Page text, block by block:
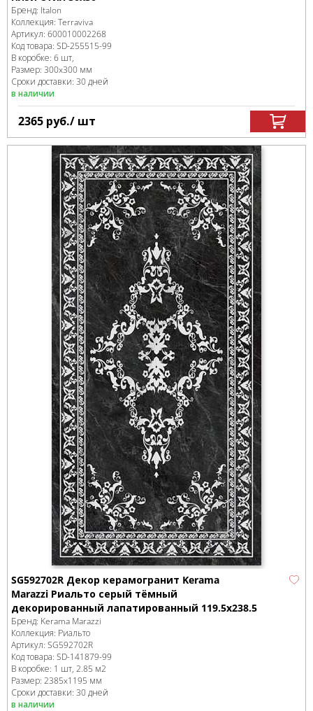
Бренд: Italon
Коллекция: Terraviva
Артикул: 600010002268
Код товара: SD-255515-99
В коробке: 6 шт,
Размер: 300x300 мм
Сроки доставки: 30 дней
в наличии
2365 руб./ шт
SG592702R Декор керамогранит Kerama
Marazzi Риальто серый тёмный
декорированный лапатированный 119.5x238.5
Бренд: Kerama Marazzi
Коллекция: Риальто
Артикул: SG592702R
Код товара: SD-141879-99
В коробке: 1 шт, 2.85 м2
Размер: 2385x1195 мм
Сроки доставки: 30 дней
в наличии